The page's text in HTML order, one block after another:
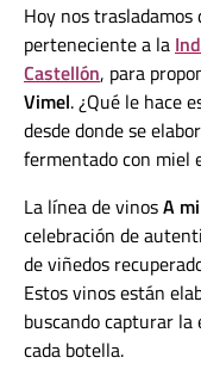
Hoy nos trasladamos
perteneciente a la
Castellón, para
Vimel. ¿Qué le hace
desde donde se
fermentado con miel
La línea de vinosA
celebración de
de viñedos
Estos vinos están
buscando capturar la
cada botella.